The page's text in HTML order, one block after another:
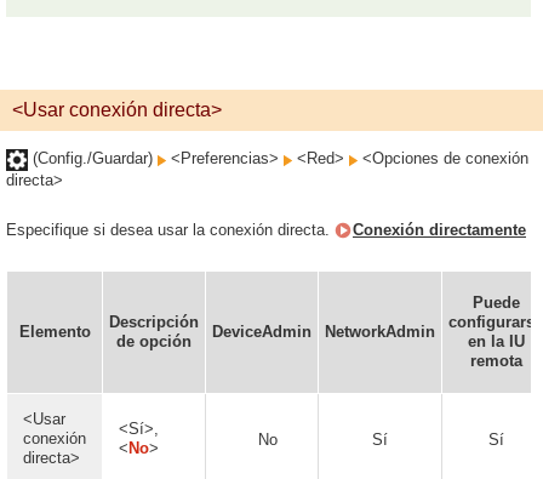
<Usar conexión directa>
(Config./Guardar) <Preferencias> <Red>
<Opciones de conexión
directa>
Especifique si desea usar la conexión directa. Conexión directamente
Elemento
Descripción
de opción
DeviceAdmin NetworkAdmin
Puede
configurarse
en la IU
remota
<Usar
conexión
directa>
<Sí>,
< No> No Sí Sí